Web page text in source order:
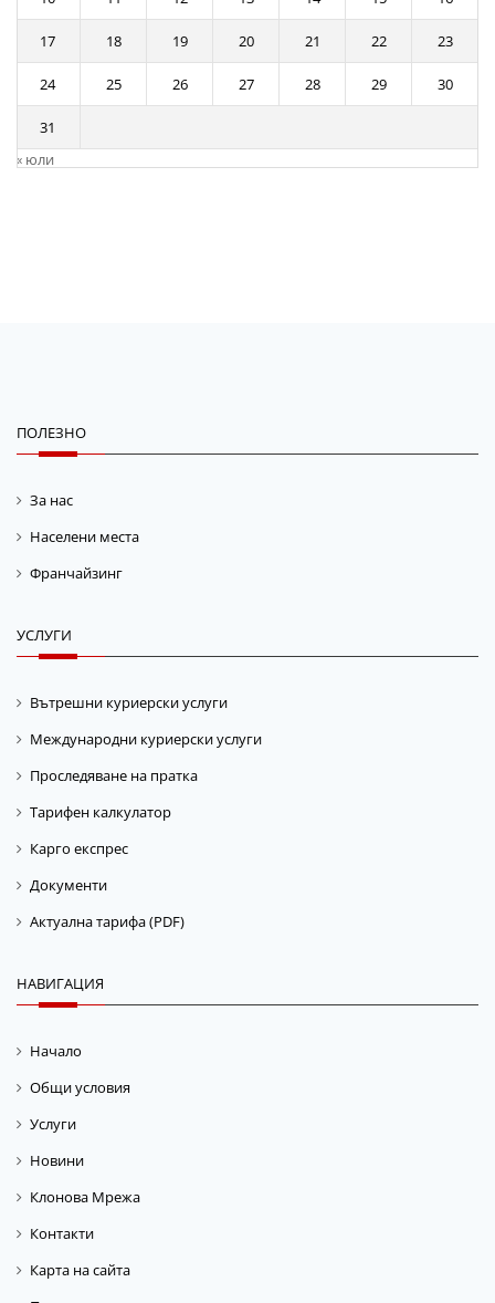
17 18 19 20 21 22 23
24 25 26 27 28 29 30
31
« юли
ПОЛЕЗНО
За нас
Населени места
Франчайзинг
УСЛУГИ
Вътрешни куриерски услуги
Международни куриерски услуги
Проследяване на пратка
Тарифен калкулатор
Карго експрес
Документи
Актуална тарифа (PDF)
НАВИГАЦИЯ
Начало
Общи условия
Услуги
Новини
Клонова Мрежа
Контакти
Карта на сайта